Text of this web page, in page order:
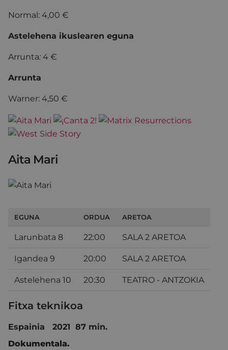
Normal: 4,00 €
Astelehena ikuslearen eguna
Arrunta: 4 €
Arrunta
Warner: 4,50 €
Aita Mari
EGUNA ORDUA ARETOA
Larunbata 8 22:00 SALA 2 ARETOA
Igandea 9 20:00 SALA 2 ARETOA
Astelehena 10 20:30 TEATRO - ANTZOKIA
Fitxa teknikoa
Espainia 2021 87 min.
Dokumentala.